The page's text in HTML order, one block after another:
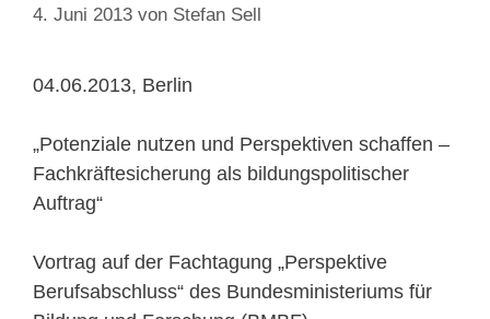
4. Juni 2013 von Stefan Sell
04.06.2013, Berlin
„Potenziale nutzen und Perspektiven schaffen –
Fachkräftesicherung als bildungspolitischer
Auftrag“
Vortrag auf der Fachtagung „Perspektive
Berufsabschluss“ des Bundesministeriums für